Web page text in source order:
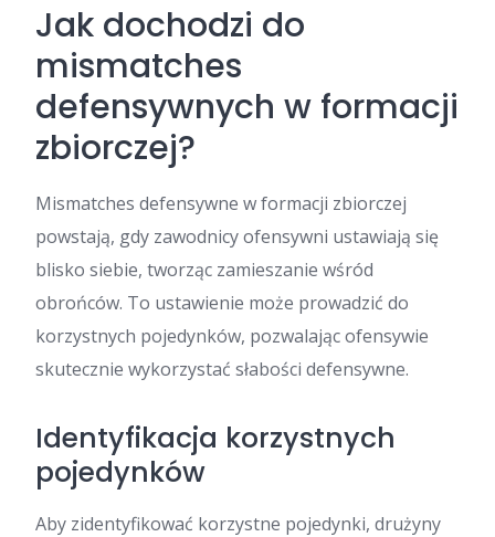
Jak dochodzi do
mismatches
defensywnych w formacji
zbiorczej?
Mismatches defensywne w formacji zbiorczej
powstają, gdy zawodnicy ofensywni ustawiają się
blisko siebie, tworząc zamieszanie wśród
obrońców. To ustawienie może prowadzić do
korzystnych pojedynków, pozwalając ofensywie
skutecznie wykorzystać słabości defensywne.
Identyfikacja korzystnych
pojedynków
Aby zidentyfikować korzystne pojedynki, drużyny